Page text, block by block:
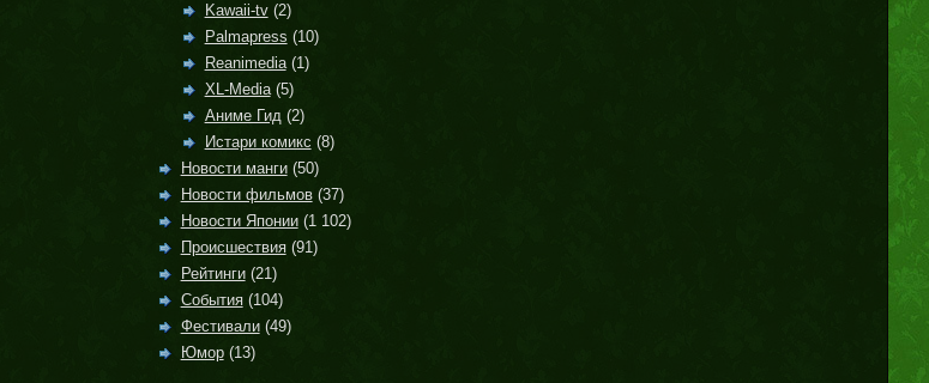
Kawaii-tv(2)
Palmapress (10)
Reanimedia(1)
XL-Media(5)
Аниме Гид(2)
Истари комикс (8)
Новости манги(50)
Новости фильмов(37)
Новости Японии(1 102)
Происшествия(91)
Рейтинги(21)
События(104)
Фестивали(49)
Юмор(13)